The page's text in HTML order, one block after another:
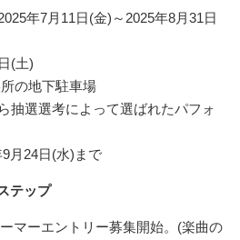
年7月11日(金)～2025年8月31日
(土)
の地下駐車場
抽選選考によって選ばれたパフォ
月24日(水)まで
テップ
マーエントリー募集開始。(楽曲の